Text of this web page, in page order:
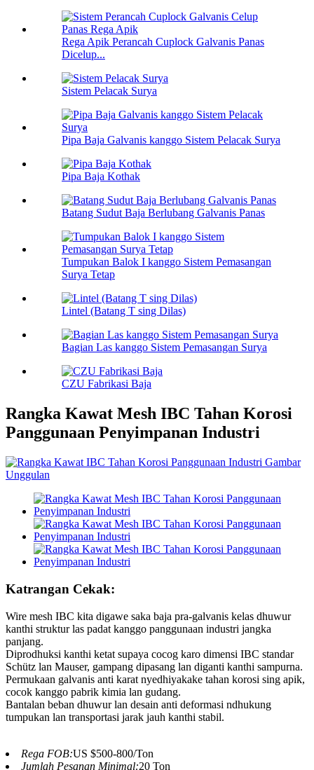
Rega Apik Perancah Cuplock Galvanis Panas
Dicelup...
Sistem Pelacak Surya
Pipa Baja Galvanis kanggo Sistem Pelacak Surya
Pipa Baja Kothak
Batang Sudut Baja Berlubang Galvanis Panas
Tumpukan Balok I kanggo Sistem Pemasangan
Surya Tetap
Lintel (Batang T sing Dilas)
Bagian Las kanggo Sistem Pemasangan Surya
CZU Fabrikasi Baja
Rangka Kawat Mesh IBC Tahan Korosi
Panggunaan Penyimpanan Industri
Katrangan Cekak:
Wire mesh IBC kita digawe saka baja pra-galvanis kelas dhuwur
kanthi struktur las padat kanggo panggunaan industri jangka
panjang.
Diprodhuksi kanthi ketat supaya cocog karo dimensi IBC standar
Schütz lan Mauser, gampang dipasang lan diganti kanthi sampurna.
Permukaan galvanis anti karat nyedhiyakake tahan korosi sing apik,
cocok kanggo pabrik kimia lan gudang.
Bantalan beban dhuwur lan desain anti deformasi ndhukung
tumpukan lan transportasi jarak jauh kanthi stabil.
Rega FOB:US $500-800/Ton
Jumlah Pesanan Minimal:20 Ton